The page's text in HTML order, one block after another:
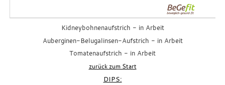
Kidneybohnenaufstrich - in Arbeit
Auberginen-Belugalinsen-Aufstrich - in Arbeit
Tomatenaufstrich - in Arbeit
zurück zum Start
DIPS: